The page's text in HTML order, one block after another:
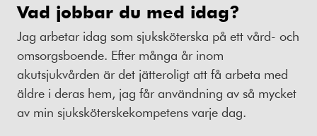
Vad jobbar du med idag?
Jag arbetar idag som sjuksköterska på ett vård- och
omsorgsboende. Efter många år inom
akutsjukvården är det jätteroligt att få arbeta med
äldre i deras hem, jag får användning av så mycket
av min sjuksköterskekompetens varje dag.